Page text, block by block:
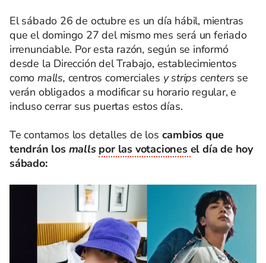
El sábado 26 de octubre es un día hábil, mientras
que el domingo 27 del mismo mes será un feriado
irrenunciable. Por esta razón, según se informó
desde la Dirección del Trabajo, establecimientos
como malls, centros comerciales y strips centers se
verán obligados a modificar su horario regular, e
incluso cerrar sus puertas estos días.
Te contamos los detalles de los cambios que
tendrán los malls por las votaciones el día de hoy
sábado: